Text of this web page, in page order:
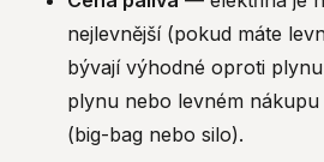
nejlevnější (pokud máte
bývají výhodné oproti
plynu nebo levném
(big-bag nebo silo).